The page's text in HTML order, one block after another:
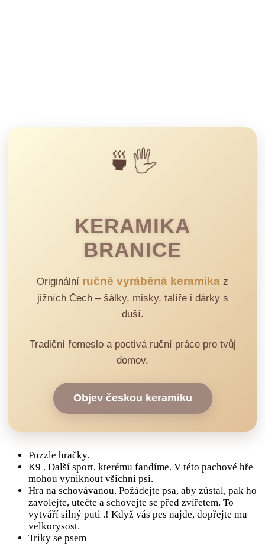
🍵🖐️
KERAMIKA
BRANICE
Originální ručně vyráběná keramika z
jižních Čech – šálky, misky, talíře i dárky s
duší.
Tradiční řemeslo a poctivá ruční práce pro tvůj
domov.
Objev českou keramiku
Puzzle hračky.
K9 . Další sport, kterému fandíme. V této pachové hře
mohou vyniknout všichni psi.
Hra na schovávanou. Požádejte psa, aby zůstal, pak ho
zavolejte, utečte a schovejte se před zvířetem. To
vytváří silný puti .! Když vás pes najde, dopřejte mu
velkorysost.
Triky se psem